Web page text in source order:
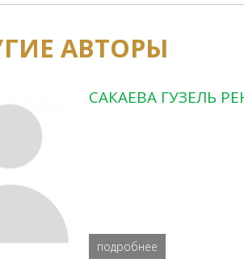
АВТОРЫ
САКАЕВА ГУЗЕЛЬ
подробнее